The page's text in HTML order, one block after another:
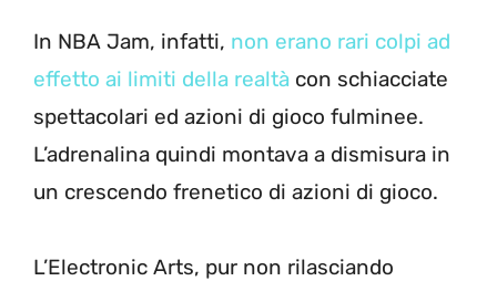
In NBA Jam, infatti, non erano rari colpi ad
effetto ai limiti della realtà con schiacciate
spettacolari ed azioni di gioco fulminee.
L’adrenalina quindi montava a dismisura in
un crescendo frenetico di azioni di gioco.
L’Electronic Arts, pur non rilasciando